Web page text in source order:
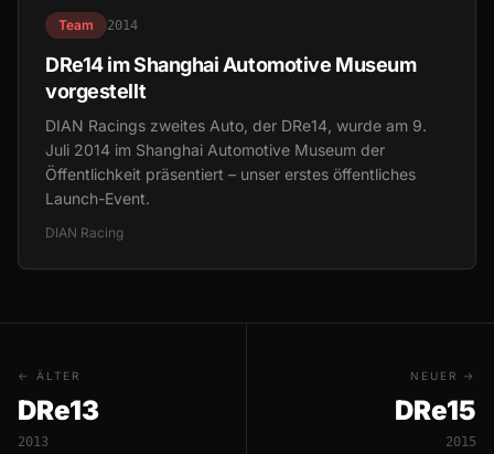
Team 2014
DRe14 im Shanghai Automotive Museum
vorgestellt
DIAN Racings zweites Auto, der DRe14, wurde am 9.
Juli 2014 im Shanghai Automotive Museum der
Öffentlichkeit präsentiert – unser erstes öffentliches
Launch-Event.
DIAN Racing
← ÄLTER
DRe13
2013
NEUER →
DRe15
2015